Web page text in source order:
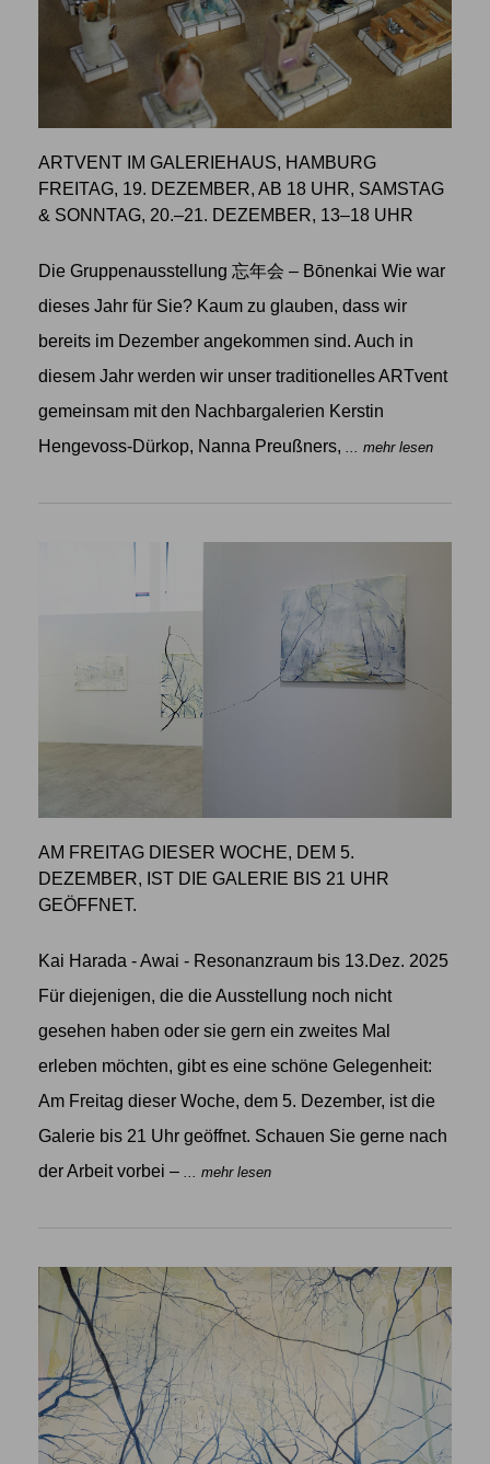
ARTVENT IM GALERIEHAUS, HAMBURG
FREITAG, 19. DEZEMBER, AB 18 UHR, SAMSTAG
& SONNTAG, 20.–21. DEZEMBER, 13–18 UHR
Die Gruppenausstellung 忘年会 – Bōnenkai Wie war
dieses Jahr für Sie? Kaum zu glauben, dass wir
bereits im Dezember angekommen sind. Auch in
diesem Jahr werden wir unser traditionelles ARTvent
gemeinsam mit den Nachbargalerien Kerstin
Hengevoss-Dürkop, Nanna Preußners,
... mehr lesen
AM FREITAG DIESER WOCHE, DEM 5.
DEZEMBER, IST DIE GALERIE BIS 21 UHR
GEÖFFNET.
Kai Harada - Awai - Resonanzraum bis 13.Dez. 2025
Für diejenigen, die die Ausstellung noch nicht
gesehen haben oder sie gern ein zweites Mal
erleben möchten, gibt es eine schöne Gelegenheit:
Am Freitag dieser Woche, dem 5. Dezember, ist die
Galerie bis 21 Uhr geöffnet. Schauen Sie gerne nach
der Arbeit vorbei – ... mehr lesen